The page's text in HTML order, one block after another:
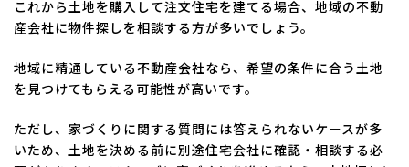
これから土地を購入して注文住宅を建てる場合、地域の不動
産会社に物件探しを相談する方が多いでしょう。
地域に精通している不動産会社なら、希望の条件に合う土地
を見つけてもらえる可能性が高いです。
ただし、家づくりに関する質問には答えられないケースが多
いため、土地を決める前に別途住宅会社に確認・相談する必